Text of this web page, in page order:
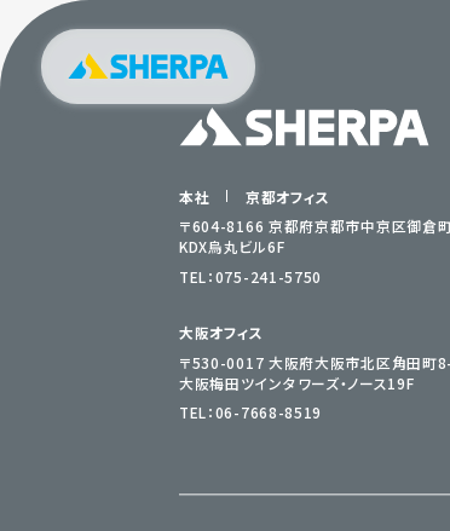
本社
京都オフィス
〒604-8166 京都府京都市中京区御倉
KDX烏丸ビル6F
TEL：075-241-5750
大阪オフィス
〒530-0017 大阪府大阪市北区角田町
大阪梅田ツインタワーズ・ノース19F
TEL：06-7668-8519